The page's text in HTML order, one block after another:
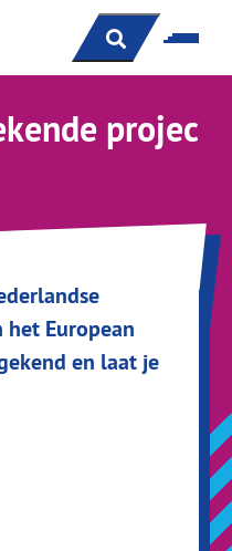
projec
het European
en laat je